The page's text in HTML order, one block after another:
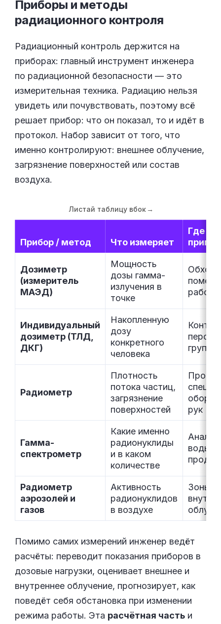
Приборы и методы
радиационного контроля
Радиационный контроль держится на
приборах: главный инструмент инженера
по радиационной безопасности — это
измерительная техника. Радиацию нельзя
увидеть или почувствовать, поэтому всё
решает прибор: что он показал, то и идёт в
протокол. Набор зависит от того, что
именно контролируют: внешнее облучение,
загрязнение поверхностей или состав
воздуха.
Листай таблицу вбок →
Прибор / метод Что измеряет
Где
Дозиметр
(измеритель
МАЭД)
Мощность
дозы гамма-
излучения в
точке
Индивидуальный
дозиметр (ТЛД,
ДКГ)
Накопленную
дозу
конкретного
человека
групп
Радиометр
Плотность
потока частиц,
загрязнение
поверхностей
рук
Гамма-
спектрометр
Какие именно
радионуклиды
и в каком
количестве
воды,
Радиометр
аэрозолей и
газов
Активность
радионуклидов
в воздухе
Зоны с
Помимо самих измерений инженер ведёт
расчёты: переводит показания приборов в
дозовые нагрузки, оценивает внешнее и
внутреннее облучение, прогнозирует, как
поведёт себя обстановка при изменении
режима работы. Эта расчётная часть и